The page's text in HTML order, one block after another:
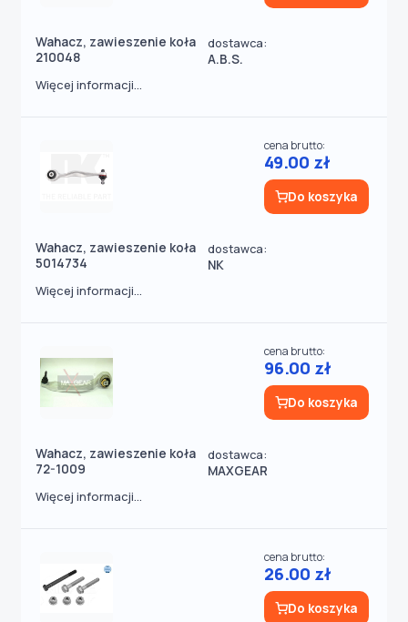
Wahacz, zawieszenie koła
210048
dostawca:
A.B.S.
Więcej informacji...
Wahacz, zawieszenie koła
5014734
dostawca:
NK
cena brutto:
49.00 zł
Do koszyka
Więcej informacji...
Wahacz, zawieszenie koła
72-1009
dostawca:
MAXGEAR
cena brutto:
96.00 zł
Do koszyka
Więcej informacji...
cena brutto:
26.00 zł
Do koszyka